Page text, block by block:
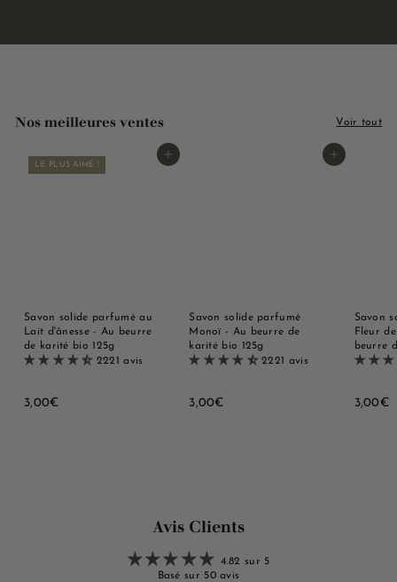
Nos meilleures ventes Voir tout
Ajouter au panier
LE PLUS AIMÉ !
Savon solide parfumé au
Lait d'ânesse - Au beurre
de karité bio 125g
2221 avis
3,00€3
Ajouter au panier
Savon solide parfumé
Monoï - Au beurre de
karité bio 125g
2221 avis
3,00€3
Savon
Fleur
beurre
3,00€3
Avis Clients
4.82 sur 5
Basé sur 50 avis